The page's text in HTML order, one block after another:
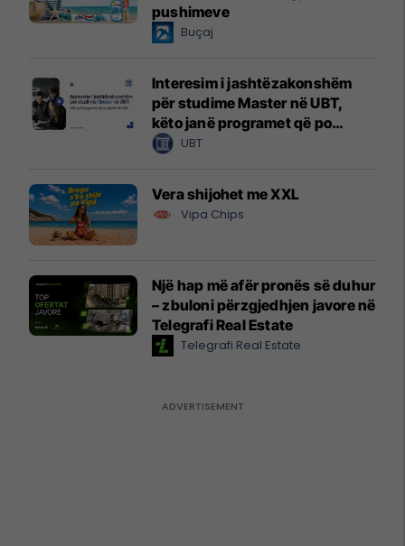
pushimeve
Buçaj
Interesim i jashtëzakonshëm
për studime Master në UBT,
këto janë programet që po
zgjedhin të rinjtë
UBT
Vera shijohet me XXL
Vipa Chips
Një hap më afër pronës së duhur
– zbuloni përzgjedhjen javore në
Telegrafi Real Estate
Telegrafi Real Estate